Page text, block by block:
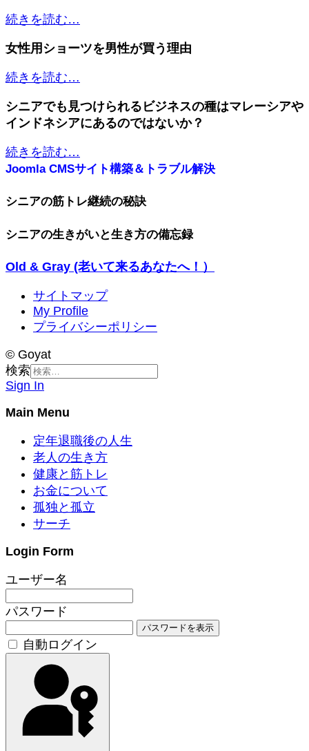
続きを読む…
女性用ショーツを男性が買う理由
続きを読む…
シニアでも見つけられるビジネスの種はマレーシアや
インドネシアにあるのではないか？
続きを読む…
Joomla CMSサイト構築＆トラブル解決
シニアの筋トレ継続の秘訣
シニアの生きがいと生き方の備忘録
Old & Gray (老いて来るあなたへ！）
サイトマップ
My Profile
プライバシーポリシー
© Goyat
検索
Sign In
Main Menu
定年退職後の人生
老人の生き方
健康と筋トレ
お金について
孤独と孤立
サーチ
Login Form
ユーザー名
パスワード
パスワードを表示
自動ログイン